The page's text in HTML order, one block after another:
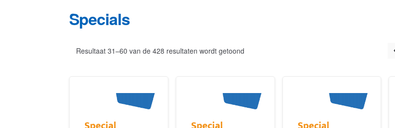
Specials
Resultaat 31–60 van de 428 resultaten wordt getoond